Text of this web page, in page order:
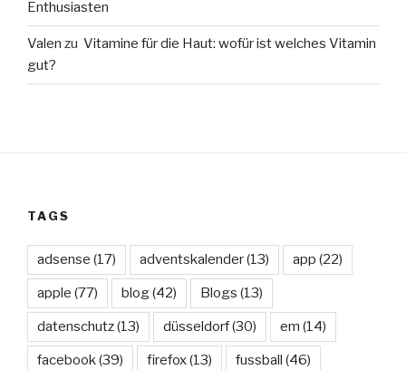
Enthusiasten
Valen zu Vitamine für die Haut: wofür ist welches Vitamin
gut?
TAGS
adsense (17) adventskalender(13) app (22)
apple (77) blog(42) Blogs (13)
datenschutz(13) düsseldorf(30) em (14)
facebook(39) firefox(13) fussball (46)